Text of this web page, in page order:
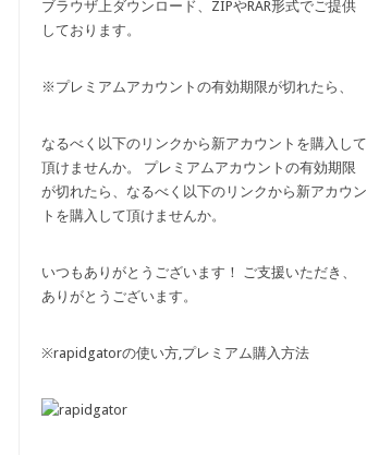
ブラウザ上ダウンロード、ZIPやRAR形式でご提供
しております。
※プレミアムアカウントの有効期限が切れたら、
なるべく以下のリンクから新アカウントを購入して
頂けませんか。 プレミアムアカウントの有効期限
が切れたら、なるべく以下のリンクから新アカウン
トを購入して頂けませんか。
いつもありがとうございます！ ご支援いただき、
ありがとうございます。
※rapidgatorの使い方,プレミアム購入方法